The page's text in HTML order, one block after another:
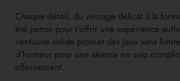
Chaque détail, du veinage délicat à la
été pensé pour t’offrir une expérience
ventouse solide promet des jeux sans
d’humeur pour une séance en solo
effervescent.